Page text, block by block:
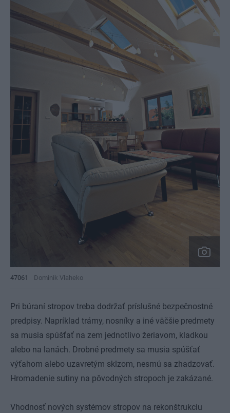
47061 Dominik Vlaheko
Pri búraní stropov treba dodržať príslušné bezpečnostné
predpisy. Napríklad trámy, nosníky a iné väčšie predmety
sa musia spúšťať na zem jednotlivo žeriavom, kladkou
alebo na lanách. Drobné predmety sa musia spúšťať
výťahom alebo uzavretým sklzom, nesmú sa zhadzovať.
Hromadenie sutiny na pôvodných stropoch je zakázané.
Vhodnosť nových systémov stropov na rekonštrukciu